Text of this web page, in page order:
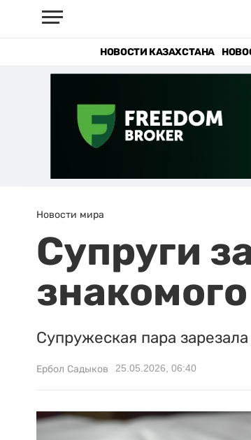
НОВОСТИ КАЗАХСТАНА
Новости мира
Супруги
Супружеская пара
Ербол Садыков 25.05.2026, 06:40